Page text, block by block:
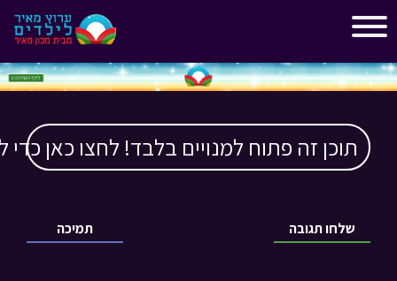
תוכן זה פתוח למנויים בלבד! לחצו כאן כדי
תמיכה שלחו תגובה